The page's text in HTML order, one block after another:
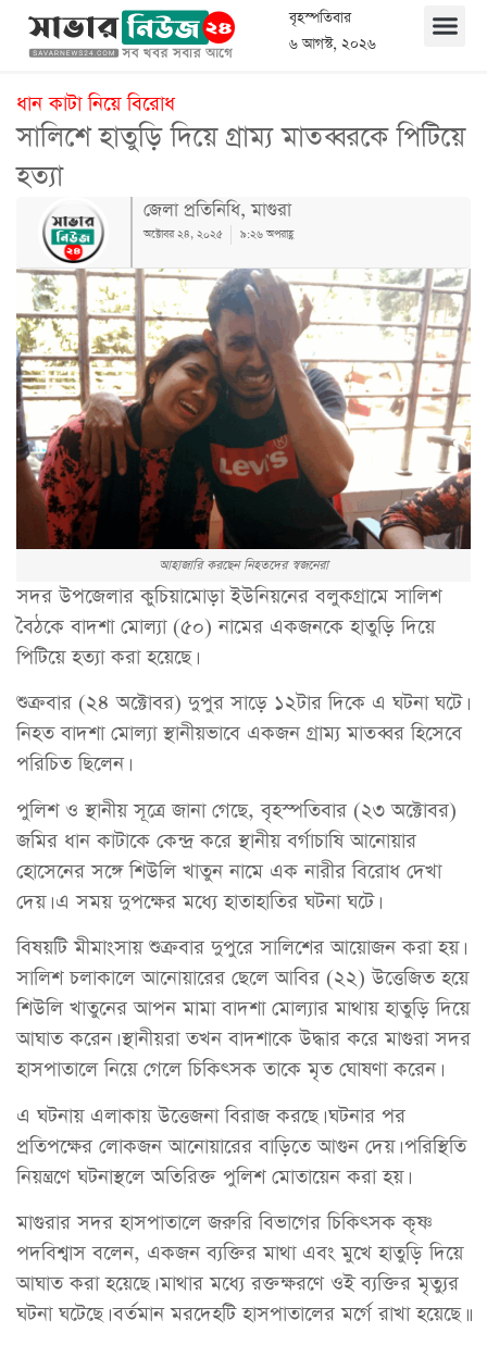
বৃহস্পতিবার
৬ আগস্ট, ২০২৬
ধান কাটা নিয়ে বিরোধ
সালিশে হাতুড়ি দিয়ে গ্রাম্য মাতব্বরকে পিটিয়ে
হত্যা
জেলা প্রতিনিধি, মাগুরা
অক্টোবর ২৪, ২০২৫ ৯:২৬ অপরাহ্ণ
আহাজারি করছেন নিহতদের স্বজনেরা
সদর উপজেলার কুচিয়ামোড়া ইউনিয়নের বলুকগ্রামে সালিশ
বৈঠকে বাদশা মোল্যা (৫০) নামের একজনকে হাতুড়ি দিয়ে
পিটিয়ে হত্যা করা হয়েছে।
শুক্রবার (২৪ অক্টোবর) দুপুর সাড়ে ১২টার দিকে এ ঘটনা ঘটে।
নিহত বাদশা মোল্যা স্থানীয়ভাবে একজন গ্রাম্য মাতব্বর হিসেবে
পরিচিত ছিলেন।
পুলিশ ও স্থানীয় সূত্রে জানা গেছে, বৃহস্পতিবার (২৩ অক্টোবর)
জমির ধান কাটাকে কেন্দ্র করে স্থানীয় বর্গাচাষি আনোয়ার
হোসেনের সঙ্গে শিউলি খাতুন নামে এক নারীর বিরোধ দেখা
দেয়। এ সময় দুপক্ষের মধ্যে হাতাহাতির ঘটনা ঘটে।
বিষয়টি মীমাংসায় শুক্রবার দুপুরে সালিশের আয়োজন করা হয়।
সালিশ চলাকালে আনোয়ারের ছেলে আবির (২২) উত্তেজিত হয়ে
শিউলি খাতুনের আপন মামা বাদশা মোল্যার মাথায় হাতুড়ি দিয়ে
আঘাত করেন। স্থানীয়রা তখন বাদশাকে উদ্ধার করে মাগুরা সদর
হাসপাতালে নিয়ে গেলে চিকিৎসক তাকে মৃত ঘোষণা করেন।
এ ঘটনায় এলাকায় উত্তেজনা বিরাজ করছে। ঘটনার পর
প্রতিপক্ষের লোকজন আনোয়ারের বাড়িতে আগুন দেয়। পরিস্থিতি
নিয়ন্ত্রণে ঘটনাস্থলে অতিরিক্ত পুলিশ মোতায়েন করা হয়।
মাগুরার সদর হাসপাতালে জরুরি বিভাগের চিকিৎসক কৃষ্ণ
পদবিশ্বাস বলেন, একজন ব্যক্তির মাথা এবং মুখে হাতুড়ি দিয়ে
আঘাত করা হয়েছে। মাথার মধ্যে রক্তক্ষরণে ওই ব্যক্তির মৃত্যুর
ঘটনা ঘটেছে। বর্তমান মরদেহটি হাসপাতালের মর্গে রাখা হয়েছে।।